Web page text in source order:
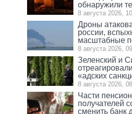
обнаружили
8 августа 2026,
Дроны
россии,
масштабные
8 августа 2026,
Зеленский и
«адских
8 августа 2026,
Части
получателей
сменить банк